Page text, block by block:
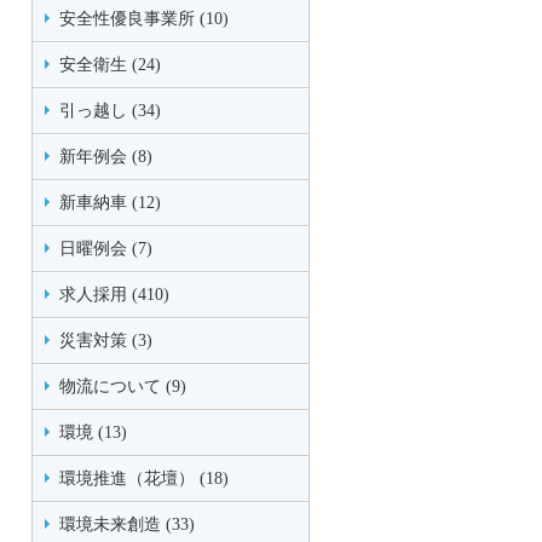
安全性優良事業所 (10)
安全衛生 (24)
引っ越し (34)
新年例会 (8)
新車納車 (12)
日曜例会 (7)
求人採用 (410)
災害対策 (3)
物流について (9)
環境 (13)
環境推進（花壇） (18)
環境未来創造 (33)